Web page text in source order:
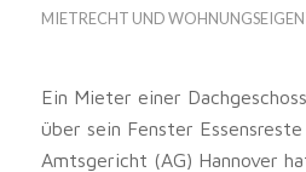
MIETRECHT UND
Ein Mieter einer
über sein Fenster
Amtsgericht (AG) Hannover